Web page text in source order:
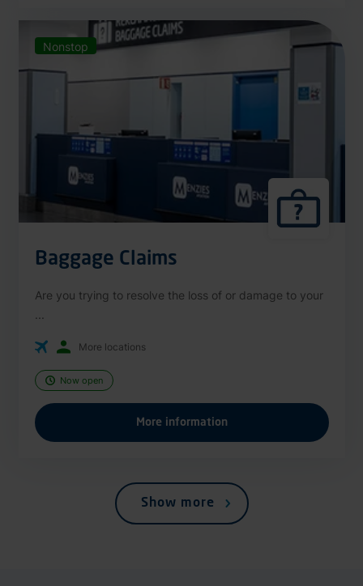
Nonstop
Baggage Claims
Are you trying to resolve the loss of or damage to your
More locations
Now open
More information
Show more